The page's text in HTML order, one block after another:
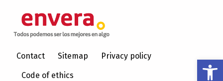
Abrir barra de herramientas
ATENCIÓN A PERSONAS CON DISCAPACIDAD INTELECTUAL
Contact Sitemap Privacy policy
Code of ethics